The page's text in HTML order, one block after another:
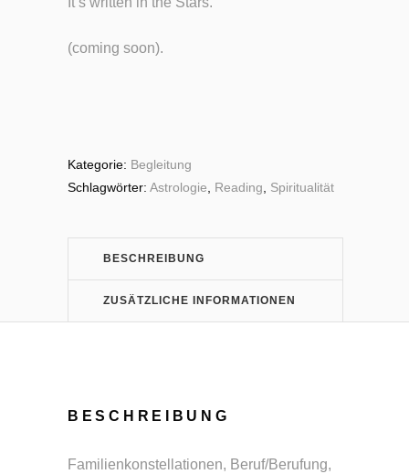
(coming soon).
Kategorie: Begleitung
Schlagwörter: Astrologie, Reading, Spiritualität
BESCHREIBUNG
ZUSÄTZLICHE INFORMATIONEN
BESCHREIBUNG
Familienkonstellationen, Beruf/Berufung,